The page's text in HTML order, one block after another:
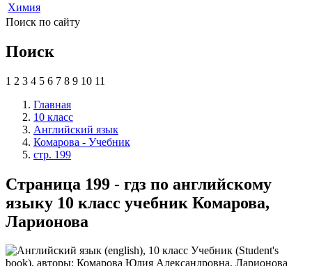
Химия
Поиск по сайту
Поиск
1 2 3 4 5 6 7 8 9 10 11
Главная
10 класс
Английский язык
Комарова - Учебник
стр. 199
Страница 199 - гдз по английскому
языку 10 класс учебник Комарова,
Ларионова